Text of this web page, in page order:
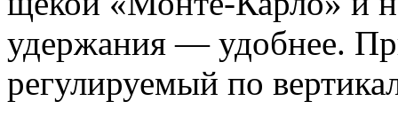
удержания — удобнее.
регулируемый по